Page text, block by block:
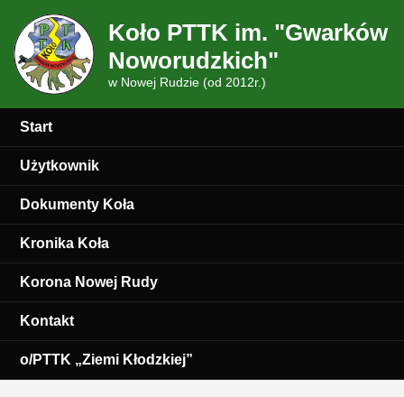
Koło PTTK im. "Gwarków
Noworudzkich"
w Nowej Rudzie (od 2012r.)
Start
Użytkownik
Dokumenty Koła
Kronika Koła
Korona Nowej Rudy
Kontakt
o/PTTK „Ziemi Kłodzkiej”